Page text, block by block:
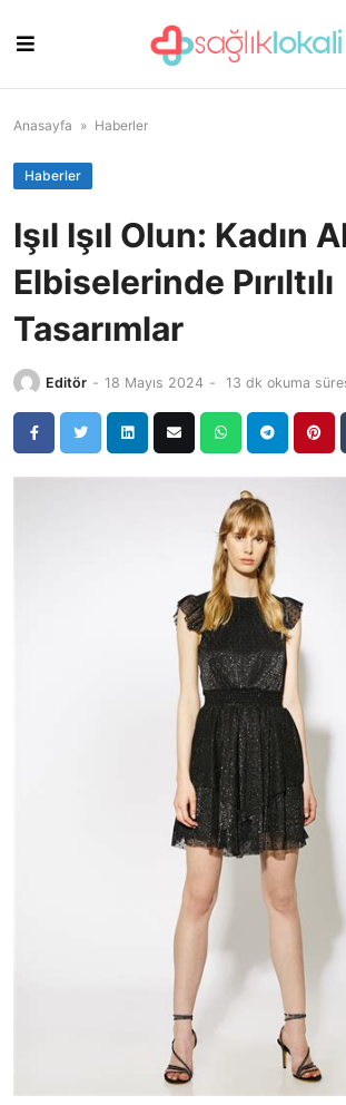
content
Anasayfa » Haberler
Haberler
Işıl Işıl Olun: Kadın
Elbiselerinde Pırıltılı
Tasarımlar
Editör - 18 Mayıs 2024 - 13 dk okuma